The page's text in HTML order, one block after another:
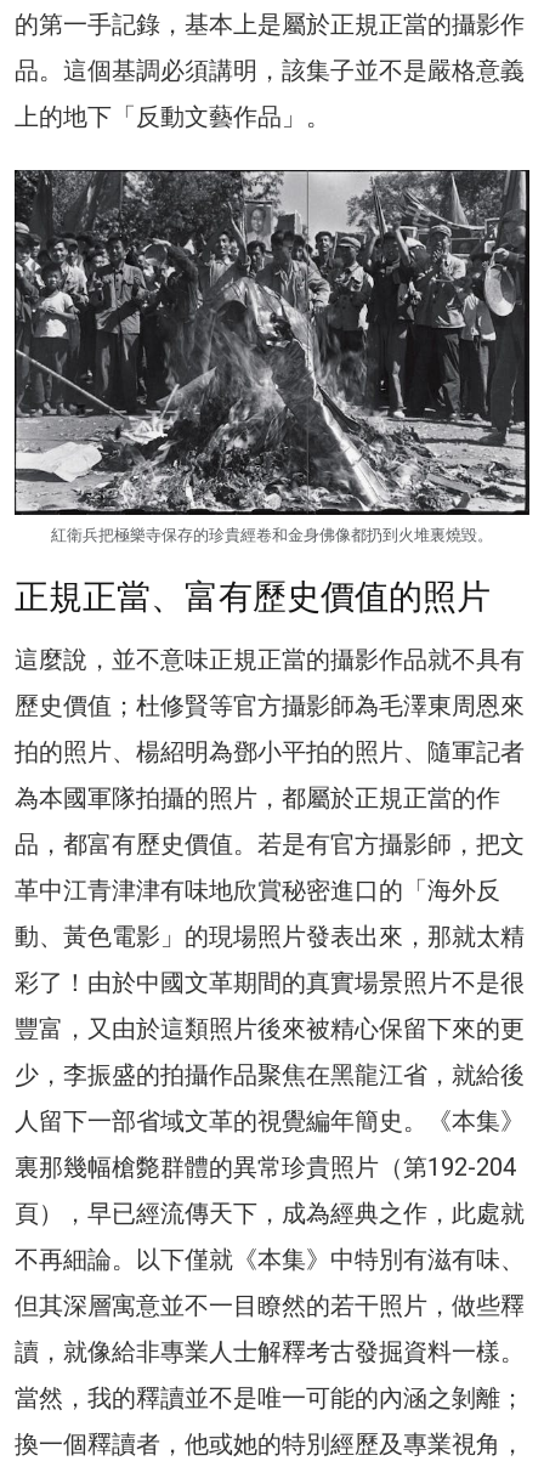
的第一手記錄，基本上是屬於正規正當的攝影作
品。這個基調必須講明，該集子並不是嚴格意義
上的地下「反動文藝作品」。
紅衛兵把極樂寺保存的珍貴經卷和金身佛像都扔到火堆裏燒毀。
正規正當、富有歷史價值的照片
這麼說，並不意味正規正當的攝影作品就不具有
歷史價值；杜修賢等官方攝影師為毛澤東周恩來
拍的照片、楊紹明為鄧小平拍的照片、隨軍記者
為本國軍隊拍攝的照片，都屬於正規正當的作
品，都富有歷史價值。若是有官方攝影師，把文
革中江青津津有味地欣賞秘密進口的「海外反
動、黃色電影」的現場照片發表出來，那就太精
彩了！由於中國文革期間的真實場景照片不是很
豐富，又由於這類照片後來被精心保留下來的更
少，李振盛的拍攝作品聚焦在黑龍江省，就給後
人留下一部省域文革的視覺編年簡史。《本集》
裏那幾幅槍斃群體的異常珍貴照片（第192-204
頁），早已經流傳天下，成為經典之作，此處就
不再細論。以下僅就《本集》中特別有滋有味、
但其深層寓意並不一目瞭然的若干照片，做些釋
讀，就像給非專業人士解釋考古發掘資料一樣。
當然，我的釋讀並不是唯一可能的內涵之剝離；
換一個釋讀者，他或她的特別經歷及專業視角，